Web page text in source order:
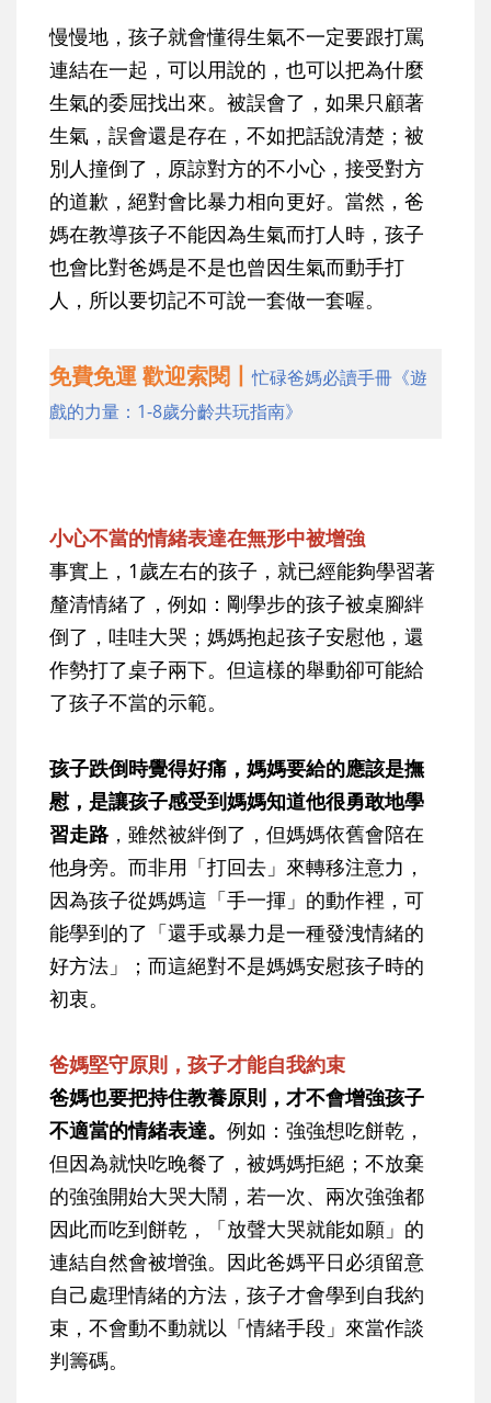
慢慢地，孩子就會懂得生氣不一定要跟打罵
連結在一起，可以用說的，也可以把為什麼
生氣的委屈找出來。被誤會了，如果只顧著
生氣，誤會還是存在，不如把話說清楚；被
別人撞倒了，原諒對方的不小心，接受對方
的道歉，絕對會比暴力相向更好。當然，爸
媽在教導孩子不能因為生氣而打人時，孩子
也會比對爸媽是不是也曾因生氣而動手打
人，所以要切記不可說一套做一套喔。
免費免運 歡迎索閱丨忙碌爸媽必讀手冊《遊
戲的力量：1-8歲分齡共玩指南》
小心不當的情緒表達在無形中被增強
事實上，1歲左右的孩子，就已經能夠學習著
釐清情緒了，例如：剛學步的孩子被桌腳絆
倒了，哇哇大哭；媽媽抱起孩子安慰他，還
作勢打了桌子兩下。但這樣的舉動卻可能給
了孩子不當的示範。
孩子跌倒時覺得好痛，媽媽要給的應該是撫
慰，是讓孩子感受到媽媽知道他很勇敢地學
習走路，雖然被絆倒了，但媽媽依舊會陪在
他身旁。而非用「打回去」來轉移注意力，
因為孩子從媽媽這「手一揮」的動作裡，可
能學到的了「還手或暴力是一種發洩情緒的
好方法」；而這絕對不是媽媽安慰孩子時的
初衷。
爸媽堅守原則，孩子才能自我約束
爸媽也要把持住教養原則，才不會增強孩子
不適當的情緒表達。 例如：強強想吃餅乾，
但因為就快吃晚餐了，被媽媽拒絕；不放棄
的強強開始大哭大鬧，若一次、兩次強強都
因此而吃到餅乾，「放聲大哭就能如願」的
連結自然會被增強。因此爸媽平日必須留意
自己處理情緒的方法，孩子才會學到自我約
束，不會動不動就以「情緒手段」來當作談
判籌碼。